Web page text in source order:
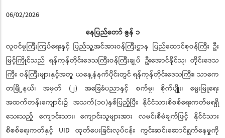
06/02/2026
နေပြည်တော် ဇွန် ၁
လူဝင်မှုကြီးကြပ်ရေးနှင့် ပြည်သူ့အင်အားဝန်ကြီးဌာန ပြည်ထောင်စုဝန်ကြီး ဦး
မြင့်ကြိုင်သည် ရန်ကုန်တိုင်းဒေသကြီးဝန်ကြီးချုပ် ဦးအောင်နိုင်သူ၊ တိုင်းဒေသ
ကြီး ဝန်ကြီးများနှင့်အတူ ယနေ့နံနက်ပိုင်းတွင် ရန်ကုန်တိုင်းဒေသကြီး၊ သာကေ
တမြို့နယ်၊ အမှတ် (၂) အခြေခံပညာနှင့် စက်မှု၊ စိုက်ပျိုး၊ မွေးမြူရေး
အထက်တန်းကျောင်း၌ အသက်(၁၀)နှစ်ပြည့်ပြီး နိုင်ငံသားစိစစ်ရေးကတ်မရရှိ
သေးသည့် ကျောင်းသား၊ ကျောင်းသူများအား လမင်းစီမံချက်ဖြင့် နိုင်ငံသား
စိစစ်ရေးကတ်နှင့် UID ထုတ်ပေးခြင်းလုပ်ငန်း ကွင်းဆင်းဆောင်ရွက်နေမှုကို